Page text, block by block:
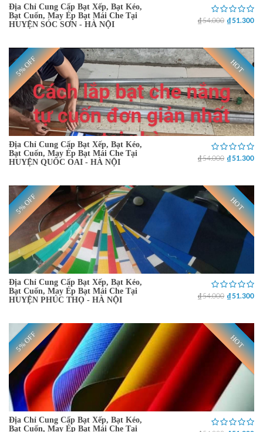
Địa Chỉ Cung Cấp Bạt Xếp, Bạt Kéo,
Bạt Cuốn, May Ép Bạt Mái Che Tại
HUYỆN SÓC SƠN - HÀ NỘI
₫ 54.000 ₫ 51.300
5% OFF HOT
Địa Chỉ Cung Cấp Bạt Xếp, Bạt Kéo,
Bạt Cuốn, May Ép Bạt Mái Che Tại
HUYỆN QUỐC OAI - HÀ NỘI
₫ 54.000 ₫ 51.300
5% OFF HOT
Địa Chỉ Cung Cấp Bạt Xếp, Bạt Kéo,
Bạt Cuốn, May Ép Bạt Mái Che Tại
HUYỆN PHÚC THỌ - HÀ NỘI
₫ 54.000 ₫ 51.300
5% OFF HOT
Địa Chỉ Cung Cấp Bạt Xếp, Bạt Kéo,
Bạt Cuốn, May Ép Bạt Mái Che Tại